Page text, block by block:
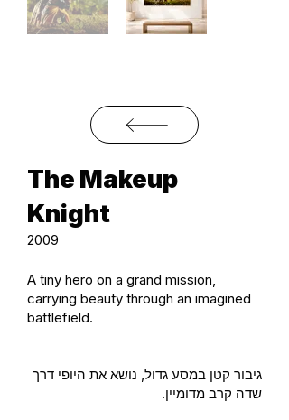
The Makeup
Knight
2009
A tiny hero on a grand mission,
carrying beauty through an imagined
battlefield.
גיבור קטן במסע גדול, נושא את היופי דרך
שדה קרב מדומיין.